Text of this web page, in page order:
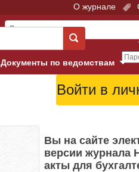
О журнале
Документы по ведомствам
Арбитражные суды
Верховный Суд
Гострудинспекция в г. Москве
Вы на сайте
версии журнала
акты для